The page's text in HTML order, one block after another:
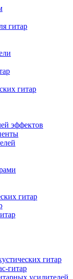
гитар
гитар
эффектов
гитар
гитар
гитар
усилителей